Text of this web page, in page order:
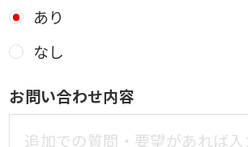
あり
なし
お問い合わせ内容